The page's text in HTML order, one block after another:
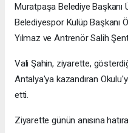
Muratpaşa Belediye Başkanı
Belediyespor Kulüp Başkanı
Yılmaz ve Antrenör Salih
Vali Şahin, ziyarette,
Antalya'ya kazandıran
etti.
Ziyarette günün anısına